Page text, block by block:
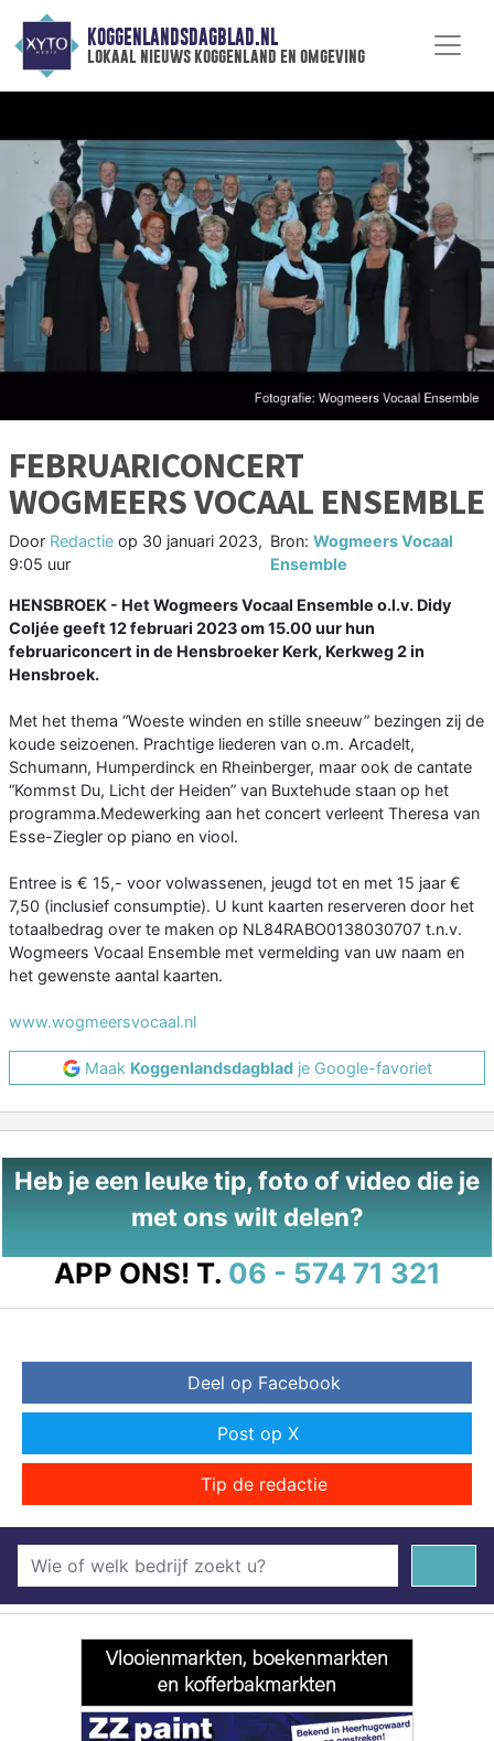
KOGGENLANDSDAGBLAD.NL
lokaal nieuws koggenland en omgeving
FEBRUARICONCERT
WOGMEERS VOCAAL ENSEMBLE
Door Redactie op 30 januari 2023,
9:05 uur
Bron: Wogmeers Vocaal
Ensemble
HENSBROEK - Het Wogmeers Vocaal Ensemble o.l.v. Didy
Coljée geeft 12 februari 2023 om 15.00 uur hun
februariconcert in de Hensbroeker Kerk, Kerkweg 2 in
Hensbroek.
Met het thema “Woeste winden en stille sneeuw” bezingen zij de
koude seizoenen. Prachtige liederen van o.m. Arcadelt,
Schumann, Humperdinck en Rheinberger, maar ook de cantate
“Kommst Du, Licht der Heiden” van Buxtehude staan op het
programma.Medewerking aan het concert verleent Theresa van
Esse-Ziegler op piano en viool.
Entree is € 15,- voor volwassenen, jeugd tot en met 15 jaar €
7,50 (inclusief consumptie). U kunt kaarten reserveren door het
totaalbedrag over te maken op NL84RABO0138030707 t.n.v.
Wogmeers Vocaal Ensemble met vermelding van uw naam en
het gewenste aantal kaarten.
www.wogmeersvocaal.nl
Maak Koggenlandsdagbladje Google-favoriet
Heb je een leuke tip, foto of video die je
met ons wilt delen?
APP ONS! T. 06 - 574 71 321
Deel op Facebook
Post op X
Tip de redactie